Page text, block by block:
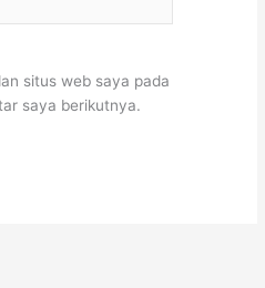
situs web saya pada
saya berikutnya.